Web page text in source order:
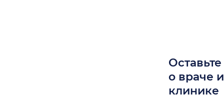
о враче
клинике